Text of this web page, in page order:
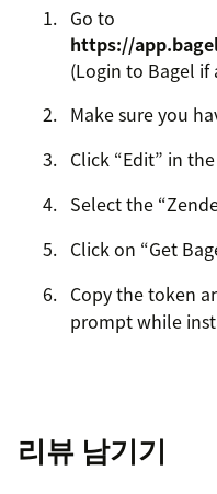
Go to
https://
(Login to Bagel if
Make sure you
Click “Edit” in
Select the
Click on “Get
Copy the token
prompt while
리뷰 남기기